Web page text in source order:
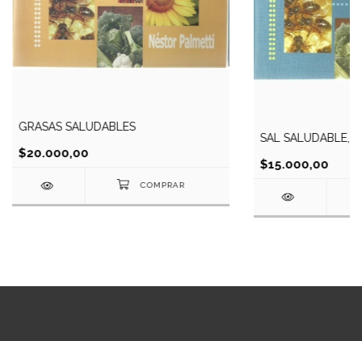
GRASAS SALUDABLES
$20.000,00
SAL SALUDABLE,
$15.000,00